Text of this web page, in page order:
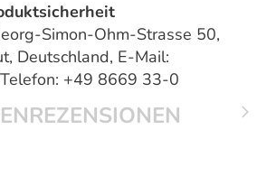
Simon-Ohm-Strasse 50,
Deutschland, E-Mail:
+49 8669 33-0